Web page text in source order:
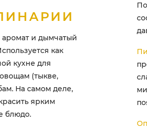
и дымчатый
как
кухне для
(тыкве,
На самом деле,
ярким
блюдо.